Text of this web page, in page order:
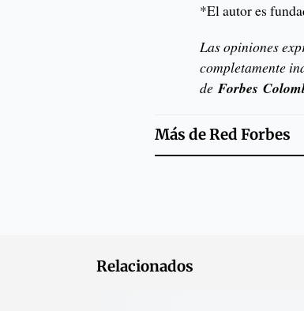
*El autor es
Las opiniones
completamente
deForbes
Más deRed Forbes
Relacionados